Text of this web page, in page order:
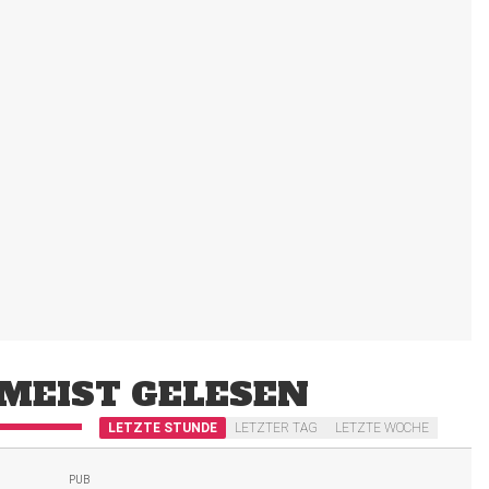
GELESEN
LETZTE STUNDE LETZTER TAG LETZTE WOCHE